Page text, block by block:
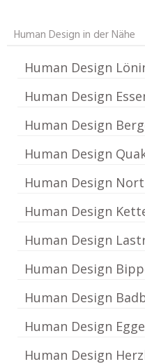
Human Design in der Nähe
Human Design
Human Design
Human Design
Human Design
Human Design
Human Design
Human Design
Human Design
Human Design
Human Design
Human Design